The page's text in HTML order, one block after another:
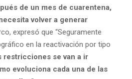
de un mes de cuarentena,
volver a generar
expresó que “Seguramente
en la reactivación por tipo
restricciones se van a ir
evoluciona cada una de las